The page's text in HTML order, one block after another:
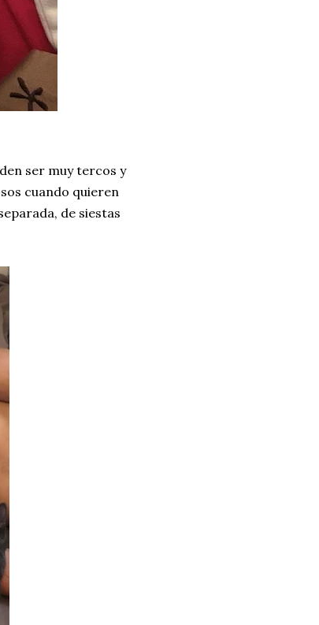
ser muy tercos y
cuando quieren
de siestas